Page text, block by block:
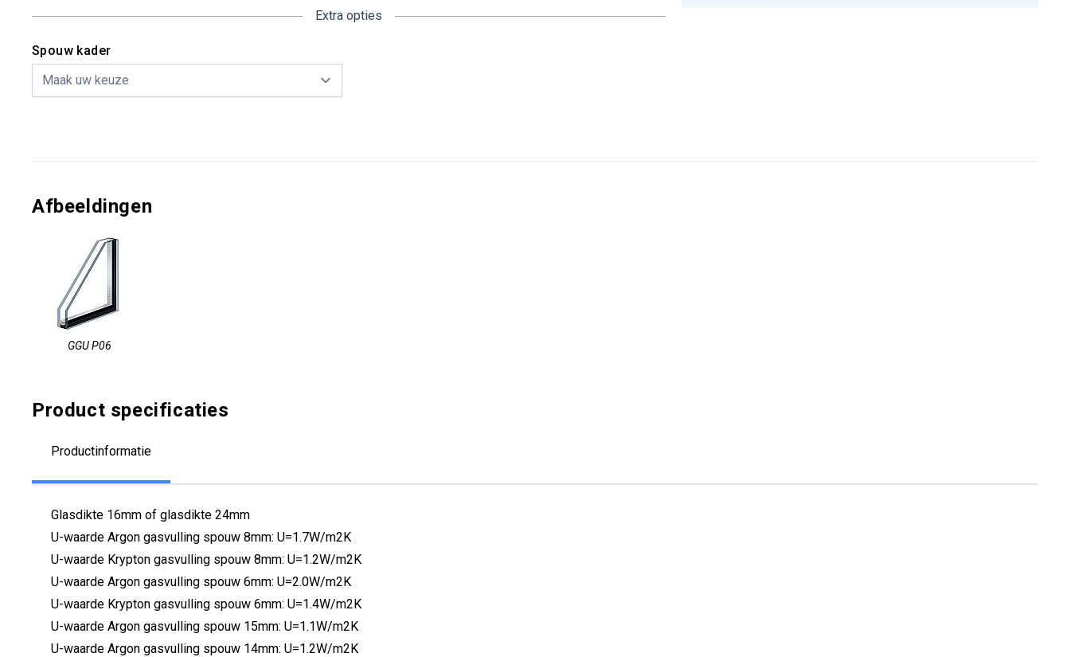
Extra opties
Spouw kader
Afbeeldingen
GGU P06
Product specificaties
Productinformatie
Glasdikte 16mm of glasdikte 24mm
U-waarde Argon gasvulling spouw 8mm: U=1.7W/m2K
U-waarde Krypton gasvulling spouw 8mm: U=1.2W/m2K
U-waarde Argon gasvulling spouw 6mm: U=2.0W/m2K
U-waarde Krypton gasvulling spouw 6mm: U=1.4W/m2K
U-waarde Argon gasvulling spouw 15mm: U=1.1W/m2K
U-waarde Argon gasvulling spouw 14mm: U=1.2W/m2K